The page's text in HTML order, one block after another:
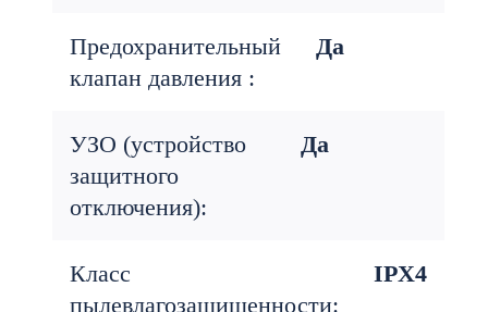
Предохранительный
клапан давления :
Да
УЗО (устройство
защитного
отключения):
Да
Класс
пылевлагозащищенности:
IPX4